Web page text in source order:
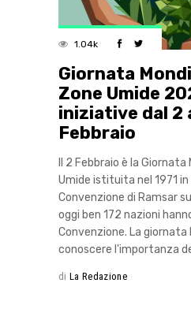
1.04k
Giornata
Zone Umide
iniziative dal 2
Febbraio
Il 2 Febbraio è la
Umide istituita nel 1971
Convenzione di Ramsar
oggi ben 172 nazioni
Convenzione. La
conoscere l'importanza
di La Redazione